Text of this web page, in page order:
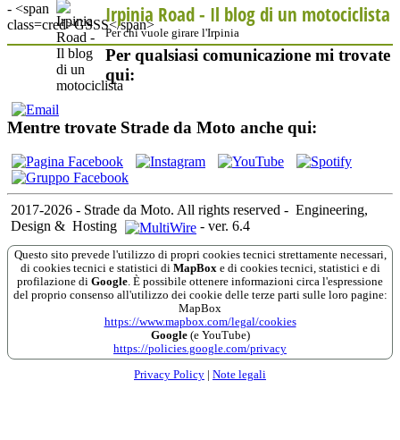
Irpinia Road - Il blog di un motociclista
Per chi vuole girare l'Irpinia
Per qualsiasi comunicazione mi trovate
qui:
Mentre trovate Strade da Moto anche qui:
2017-2026 - Strade da Moto. All rights reserved - Engineering,
Design & Hosting - ver. 6.4
Questo sito prevede l'utilizzo di propri cookies tecnici strettamente necessari,
di cookies tecnici e statistici di MapBox e di cookies tecnici, statistici e di
profilazione di Google . È possibile ottenere informazioni circa l'espressione
del proprio consenso all'utilizzo dei cookie delle terze parti sulle loro pagine:
MapBox
https://www.mapbox.com/legal/cookies
Google(e YouTube)
https://policies.google.com/privacy
Privacy Policy | Note legali